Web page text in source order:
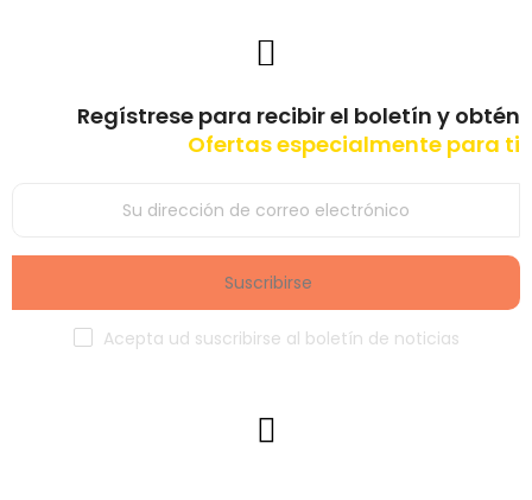
Regístrese para recibir el boletín y obtén
Ofertas especialmente para ti
Suscribirse
Acepta ud suscribirse al boletín de noticias